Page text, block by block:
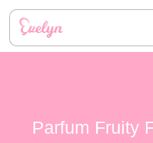
Parfum Fruity